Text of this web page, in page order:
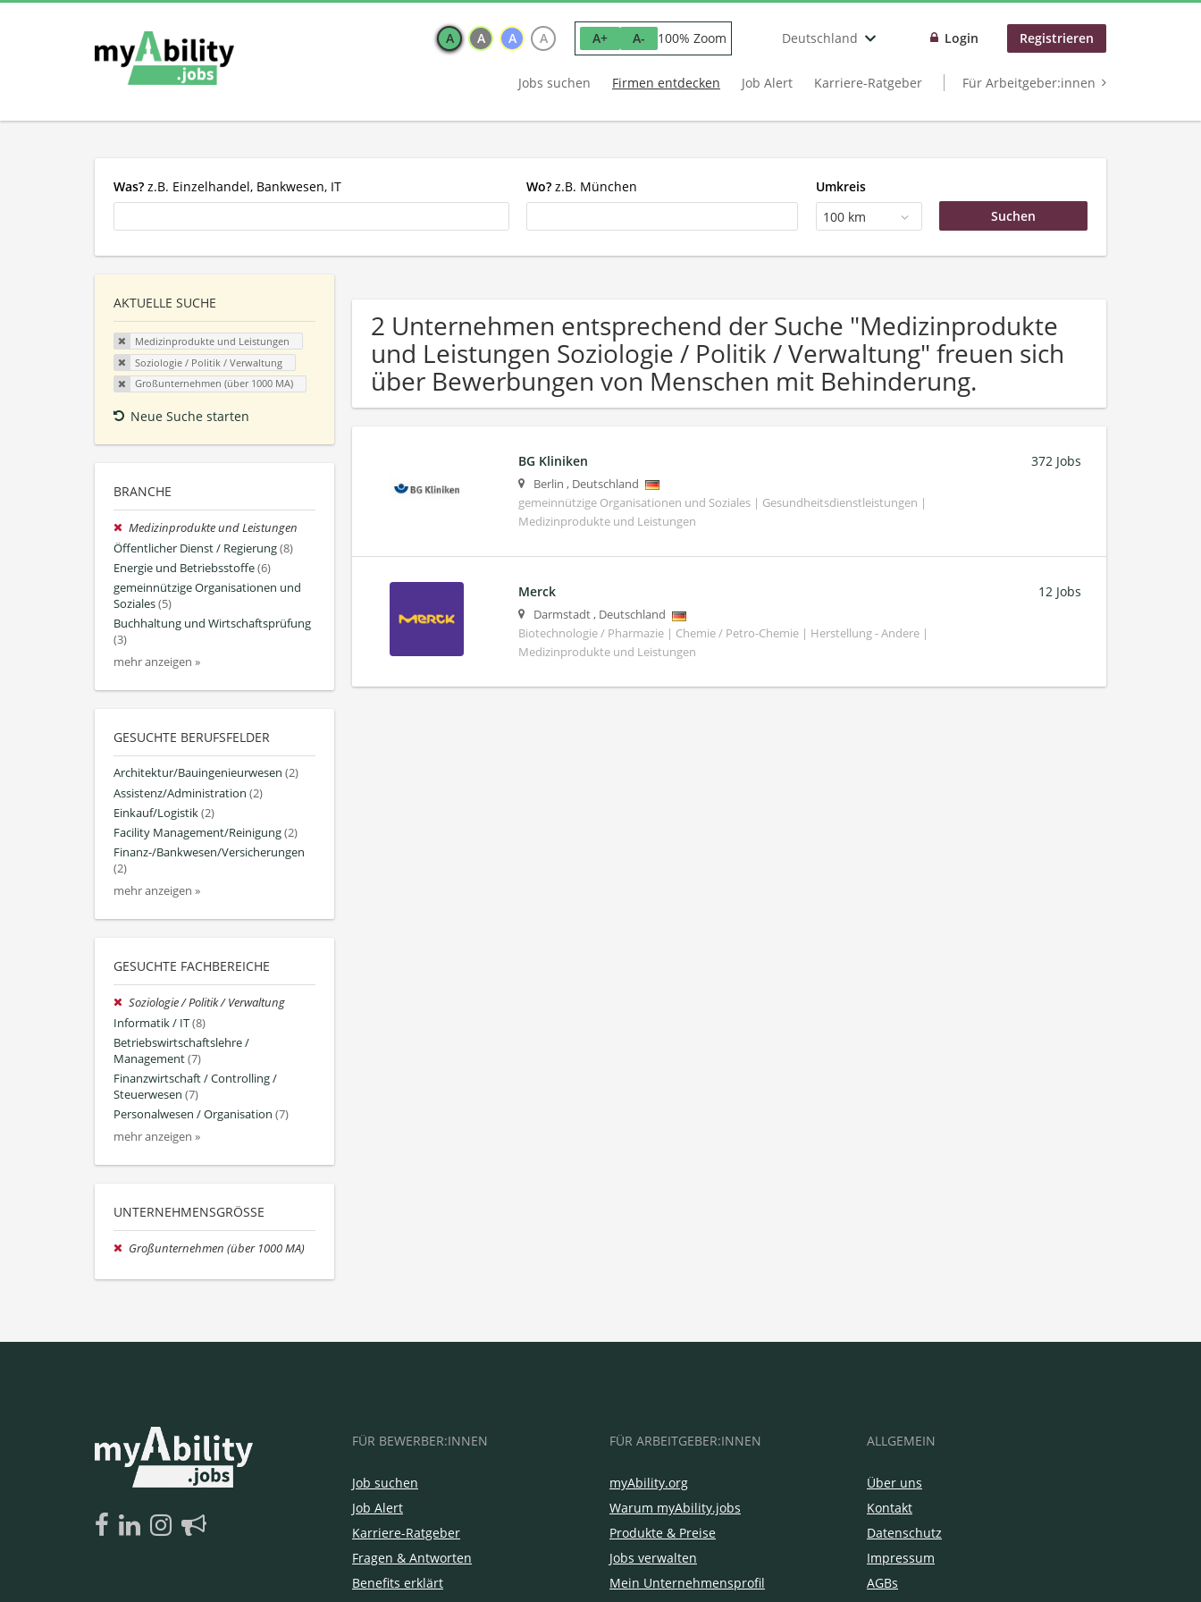
A A A A A+ A- 100% Zoom Deutschland Login Registrieren
Jobs suchen Firmen entdecken Job Alert Karriere-Ratgeber Für Arbeitgeber:innen
Was? z.B. Einzelhandel, Bankwesen, IT Wo? z.B. München
Umkreis
100 km
AKTUELLE SUCHE
Medizinprodukte und Leistungen
Soziologie / Politik / Verwaltung
Großunternehmen (über 1000 MA)
Neue Suche starten
BRANCHE
Medizinprodukte und Leistungen
Öffentlicher Dienst / Regierung(8)
Energie und Betriebsstoffe(6)
gemeinnützige Organisationen und
Soziales(5)
Buchhaltung und Wirtschaftsprüfung
(3)
mehr anzeigen »
GESUCHTE BERUFSFELDER
Architektur/Bauingenieurwesen (2)
Assistenz/Administration (2)
Einkauf/Logistik(2)
Facility Management/Reinigung(2)
Finanz-/Bankwesen/Versicherungen
(2)
mehr anzeigen »
GESUCHTE FACHBEREICHE
Soziologie / Politik / Verwaltung
Informatik / IT(8)
Betriebswirtschaftslehre /
Management(7)
Finanzwirtschaft / Controlling /
Steuerwesen (7)
Personalwesen / Organisation (7)
mehr anzeigen »
UNTERNEHMENSGRÖSSE
Großunternehmen (über 1000 MA)
2 Unternehmen entsprechend der Suche "Medizinprodukte
und Leistungen Soziologie / Politik / Verwaltung" freuen sich
über Bewerbungen von Menschen mit Behinderung.
BG Kliniken
Berlin , Deutschland
gemeinnützige Organisationen und Soziales | Gesundheitsdienstleistungen |
Medizinprodukte und Leistungen
372 Jobs
Merck
Darmstadt, Deutschland
Biotechnologie / Pharmazie | Chemie / Petro-Chemie | Herstellung - Andere |
Medizinprodukte und Leistungen
12 Jobs
FÜR BEWERBER:INNEN
Job suchen
Job Alert
Karriere-Ratgeber
Fragen & Antworten
Benefits erklärt
FÜR ARBEITGEBER:INNEN
myAbility.org
Warum myAbility.jobs
Produkte & Preise
Jobs verwalten
Mein Unternehmensprofil
ALLGEMEIN
Über uns
Kontakt
Datenschutz
Impressum
AGBs